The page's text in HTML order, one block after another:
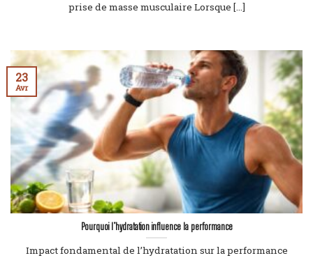
prise de masse musculaire Lorsque [...]
Pourquoi l’hydratation influence la performance
Impact fondamental de l’hydratation sur la performance
23
Avr